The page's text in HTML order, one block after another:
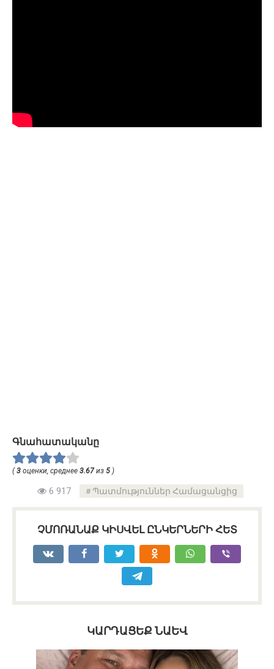
Գնահատականը
( 3 оценки, среднее 3.67из 5 )
6 917 Պատմություններ Համացանցից
ՉՄՈՌԱՆԱՔ ԿԻՍՎԵԼ ԸՆԿԵՐՆԵՐԻ ՀԵՏ
ԿԱՐԴԱՑԵՔ ՆԱԵՎ